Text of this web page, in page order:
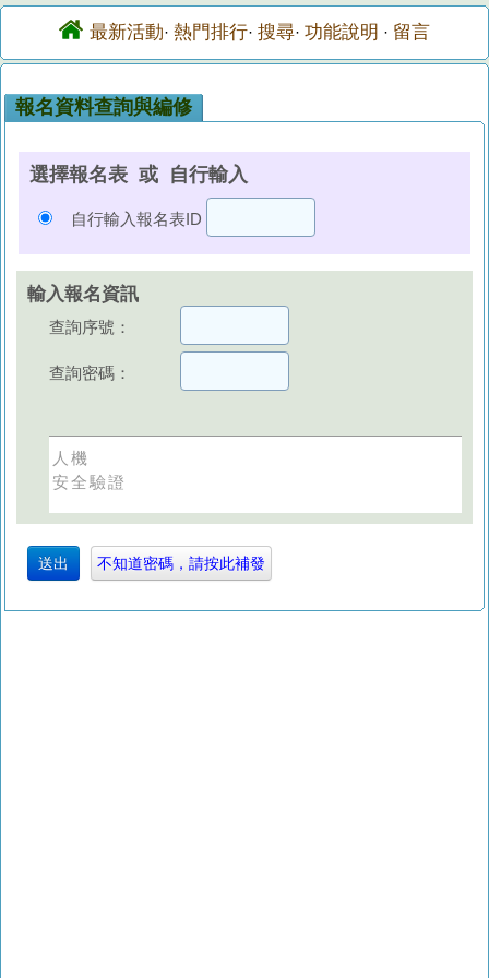
最新活動· 熱門排行· 搜尋· 功能說明 · 留言
報名資料查詢與編修
選擇報名表 或 自行輸入
自行輸入報名表ID
輸入報名資訊
查詢序號：
查詢密碼：
人機
安全驗證